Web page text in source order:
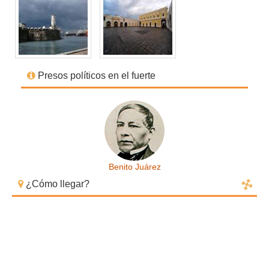
Presos políticos en el fuerte
Benito Juárez
¿Cómo llegar?